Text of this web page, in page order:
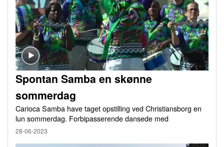
Spontan Samba en skønne
sommerdag
Carioca Samba have taget opstilling ved Christiansborg en
lun sommerdag. Forbipasserende dansede med
28-06-2023